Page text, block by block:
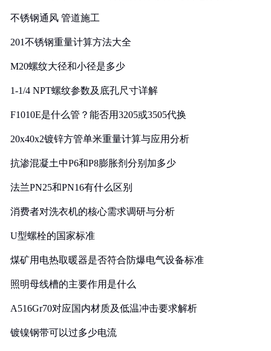
不锈钢通风 管道施工
201不锈钢重量计算方法大全
M20螺纹大径和小径是多少
1-1/4 NPT螺纹参数及底孔尺寸详解
F1010E是什么管？能否用3205或3505代换
20x40x2镀锌方管单米重量计算与应用分析
抗渗混凝土中P6和P8膨胀剂分别加多少
法兰PN25和PN16有什么区别
消费者对洗衣机的核心需求调研与分析
U型螺栓的国家标准
煤矿用电热取暖器是否符合防爆电气设备标准
照明母线槽的主要作用是什么
A516Gr70对应国内材质及低温冲击要求解析
镀镍钢带可以过多少电流